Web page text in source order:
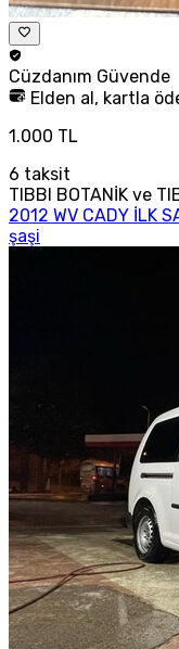
Cüzdanım Güvende
Elden al, kartla
1.000 TL
6 taksit
TIBBI BOTANİK ve
2012 WV CADY İLK
şaşi